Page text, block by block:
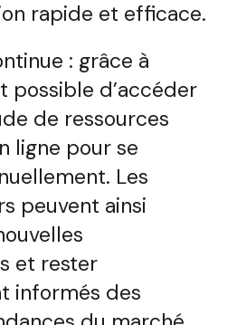
rapide et efficace.
: grâce à
possible d’accéder
de ressources
ligne pour se
Les
peuvent ainsi
et rester
informés des